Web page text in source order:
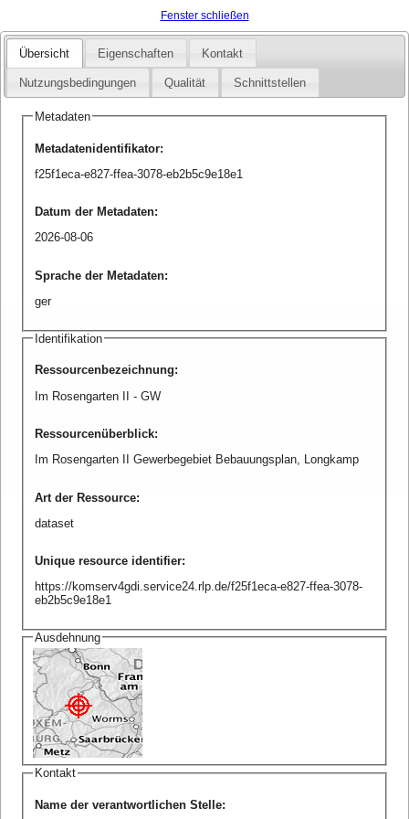
Fenster schließen
Übersicht Eigenschaften Kontakt
Nutzungsbedingungen Qualität Schnittstellen
Metadaten
Metadatenidentifikator:
f25f1eca-e827-ffea-3078-eb2b5c9e18e1
Datum der Metadaten:
2026-08-06
Sprache der Metadaten:
ger
Identifikation
Ressourcenbezeichnung:
Im Rosengarten II - GW
Ressourcenüberblick:
Im Rosengarten II Gewerbegebiet Bebauungsplan, Longkamp
Art der Ressource:
dataset
Unique resource identifier:
https://komserv4gdi.service24.rlp.de/f25f1eca-e827-ffea-3078-
eb2b5c9e18e1
Ausdehnung
Kontakt
Name der verantwortlichen Stelle: